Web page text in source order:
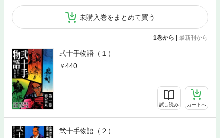
未購入巻をまとめて買う
1巻から | 最新刊から
弐十手物語（１）
440
試し読み カートへ
弐十手物語（２）